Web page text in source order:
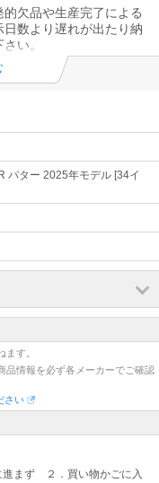
的欠品や生産完了による
数より遅れが出たり納
い。
へ受注生産依頼をかけ
ができませんのでご了
カラーがタイトル品番と
掲載でもご指定スペッ
ださい。
識別区分です。 品質・仕
ないで下さい。
パター 2025年モデル [34イ
す。
品情報を必ず各メーカーでご確認
さい
進まず ２．買い物かごに入